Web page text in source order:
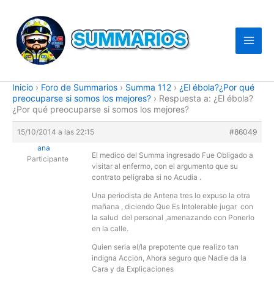
contenido
Inicio › Foro de Summarios › Summa 112 › ¿El ébola?¿Por qué
preocuparse si somos los mejores? › Respuesta a: ¿El ébola?
¿Por qué preocuparse si somos los mejores?
15/10/2014 a las 22:15
#86049
ana
Participante
El medico del Summa ingresado Fue Obligado a
visitar al enfermo, con el argumento que su
contrato peligraba si no Acudia .
Una periodista de Antena tres lo expuso la otra
mañana , diciendo Que Es Intolerable jugar con
la salud del personal ,amenazando con Ponerlo
en la calle.
Quien seria el/la prepotente que realizo tan
indigna Accion, Ahora seguro que Nadie da la
Cara y da Explicaciones